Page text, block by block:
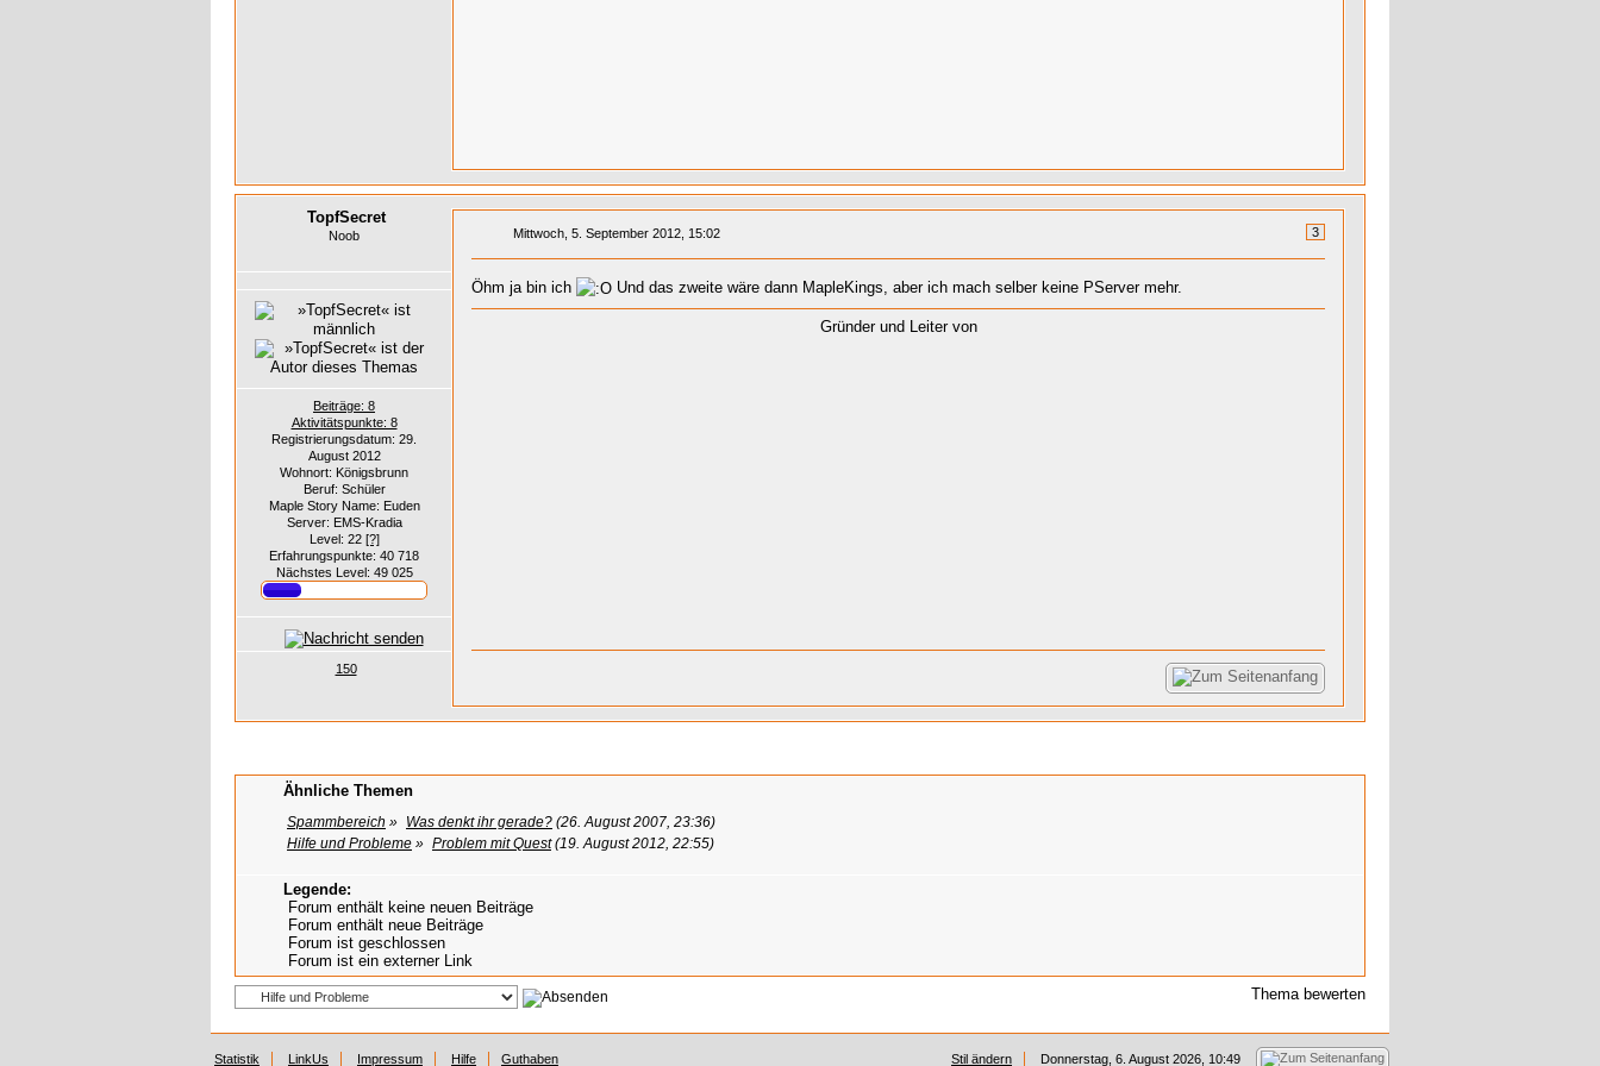
TopfSecret
Noob
Beiträge: 8
Aktivitätspunkte: 8
Registrierungsdatum: 29.
August 2012
Wohnort: Königsbrunn
Beruf: Schüler
Maple Story Name: Euden
Server: EMS-Kradia
Level: 22 [?]
Erfahrungspunkte: 40 718
Nächstes Level: 49 025
150
3
Mittwoch, 5. September 2012, 15:02
Öhm ja bin ich Und das zweite wäre dann MapleKings, aber ich mach selber keine PServer mehr.
Gründer und Leiter von
Ähnliche Themen
Spammbereich » Was denkt ihr gerade? (26. August 2007, 23:36)
Hilfe und Probleme » Problem mit Quest (19. August 2012, 22:55)
Legende:
Forum enthält keine neuen Beiträge
Forum enthält neue Beiträge
Forum ist geschlossen
Forum ist ein externer Link
Thema bewerten
Statistik LinkUs Impressum Hilfe Guthaben Stil ändern Donnerstag, 6. August 2026, 10:49